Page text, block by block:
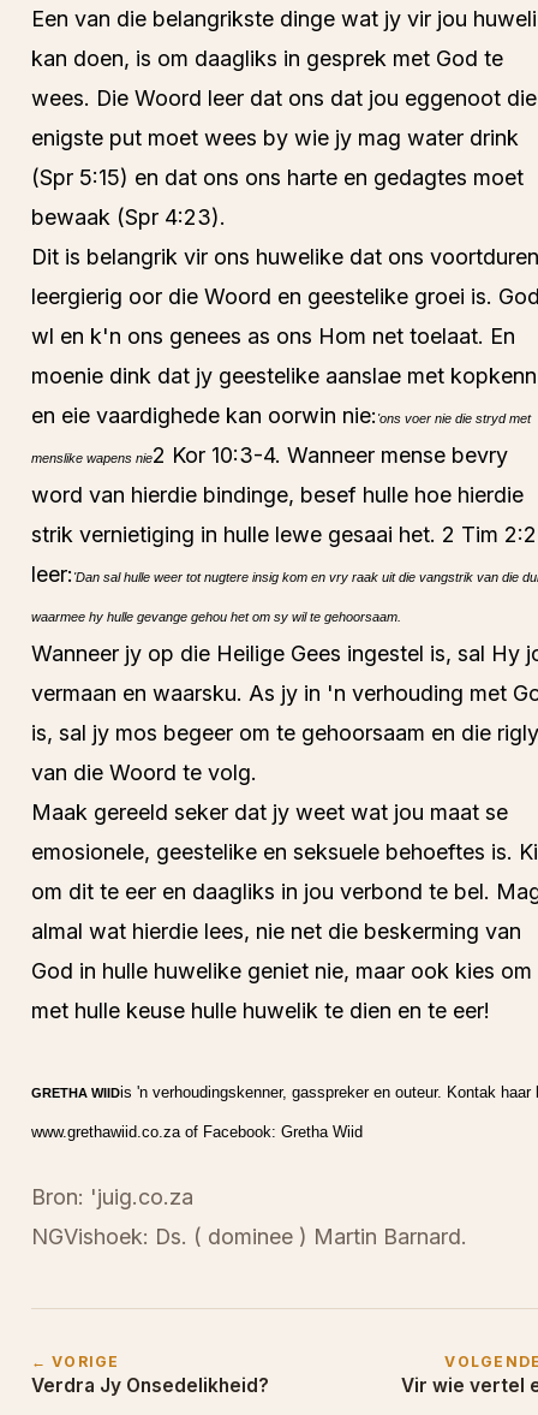
Een van die belangrikste dinge wat jy vir jou
kan doen, is om daagliks in gesprek met God te
wees. Die Woord leer dat ons dat jou eggenoot die
enigste put moet wees by wie jy mag water drink
(Spr 5:15) en dat ons ons harte en gedagtes moet
bewaak (Spr 4:23).
Dit is belangrik vir ons huwelike dat ons
leergierig oor die Woord en geestelike groei is.
wl en k'n ons genees as ons Hom net toelaat. En
moenie dink dat jy geestelike aanslae met
en eie vaardighede kan oorwin nie: 'ons voer nie die stryd met
menslike wapens nie2 Kor 10:3-4. Wanneer mense bevry
word van hierdie bindinge, besef hulle hoe hierdie
strik vernietiging in hulle lewe gesaai het. 2 Tim
leer: 'Dan sal hulle weer tot nugtere insig kom en vry raak uit die vangstrik van die
waarmee hy hulle gevange gehou het om sy wil te gehoorsaam.
Wanneer jy op die Heilige Gees ingestel is, sal Hy
vermaan en waarsku. As jy in 'n verhouding met
is, sal jy mos begeer om te gehoorsaam en die
van die Woord te volg.
Maak gereeld seker dat jy weet wat jou maat se
emosionele, geestelike en seksuele behoeftes is.
om dit te eer en daagliks in jou verbond te bel.
almal wat hierdie lees, nie net die beskerming van
God in hulle huwelike geniet nie, maar ook kies om
met hulle keuse hulle huwelik te dien en te eer!
GRETHA WIIDis 'n verhoudingskenner, gasspreker en outeur. Kontak haar
www.grethawiid.co.za of Facebook: Gretha Wiid
Bron: 'juig.co.za
NGVishoek: Ds. ( dominee ) Martin Barnard.
← VORIGE
Verdra Jy Onsedelikheid? Vir wie vertel